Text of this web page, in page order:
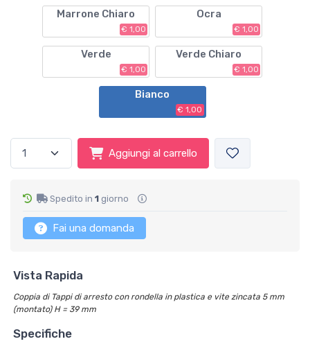
Marrone Chiaro
€ 1,00
Ocra
€ 1,00
Verde
€ 1,00
Verde Chiaro
€ 1,00
Bianco
€ 1,00
Aggiungi al carrello
Spedito in 1 giorno
Fai una domanda
Vista Rapida
Coppia di Tappi di arresto con rondella in plastica e vite zincata 5 mm
(montato) H = 39 mm
Specifiche